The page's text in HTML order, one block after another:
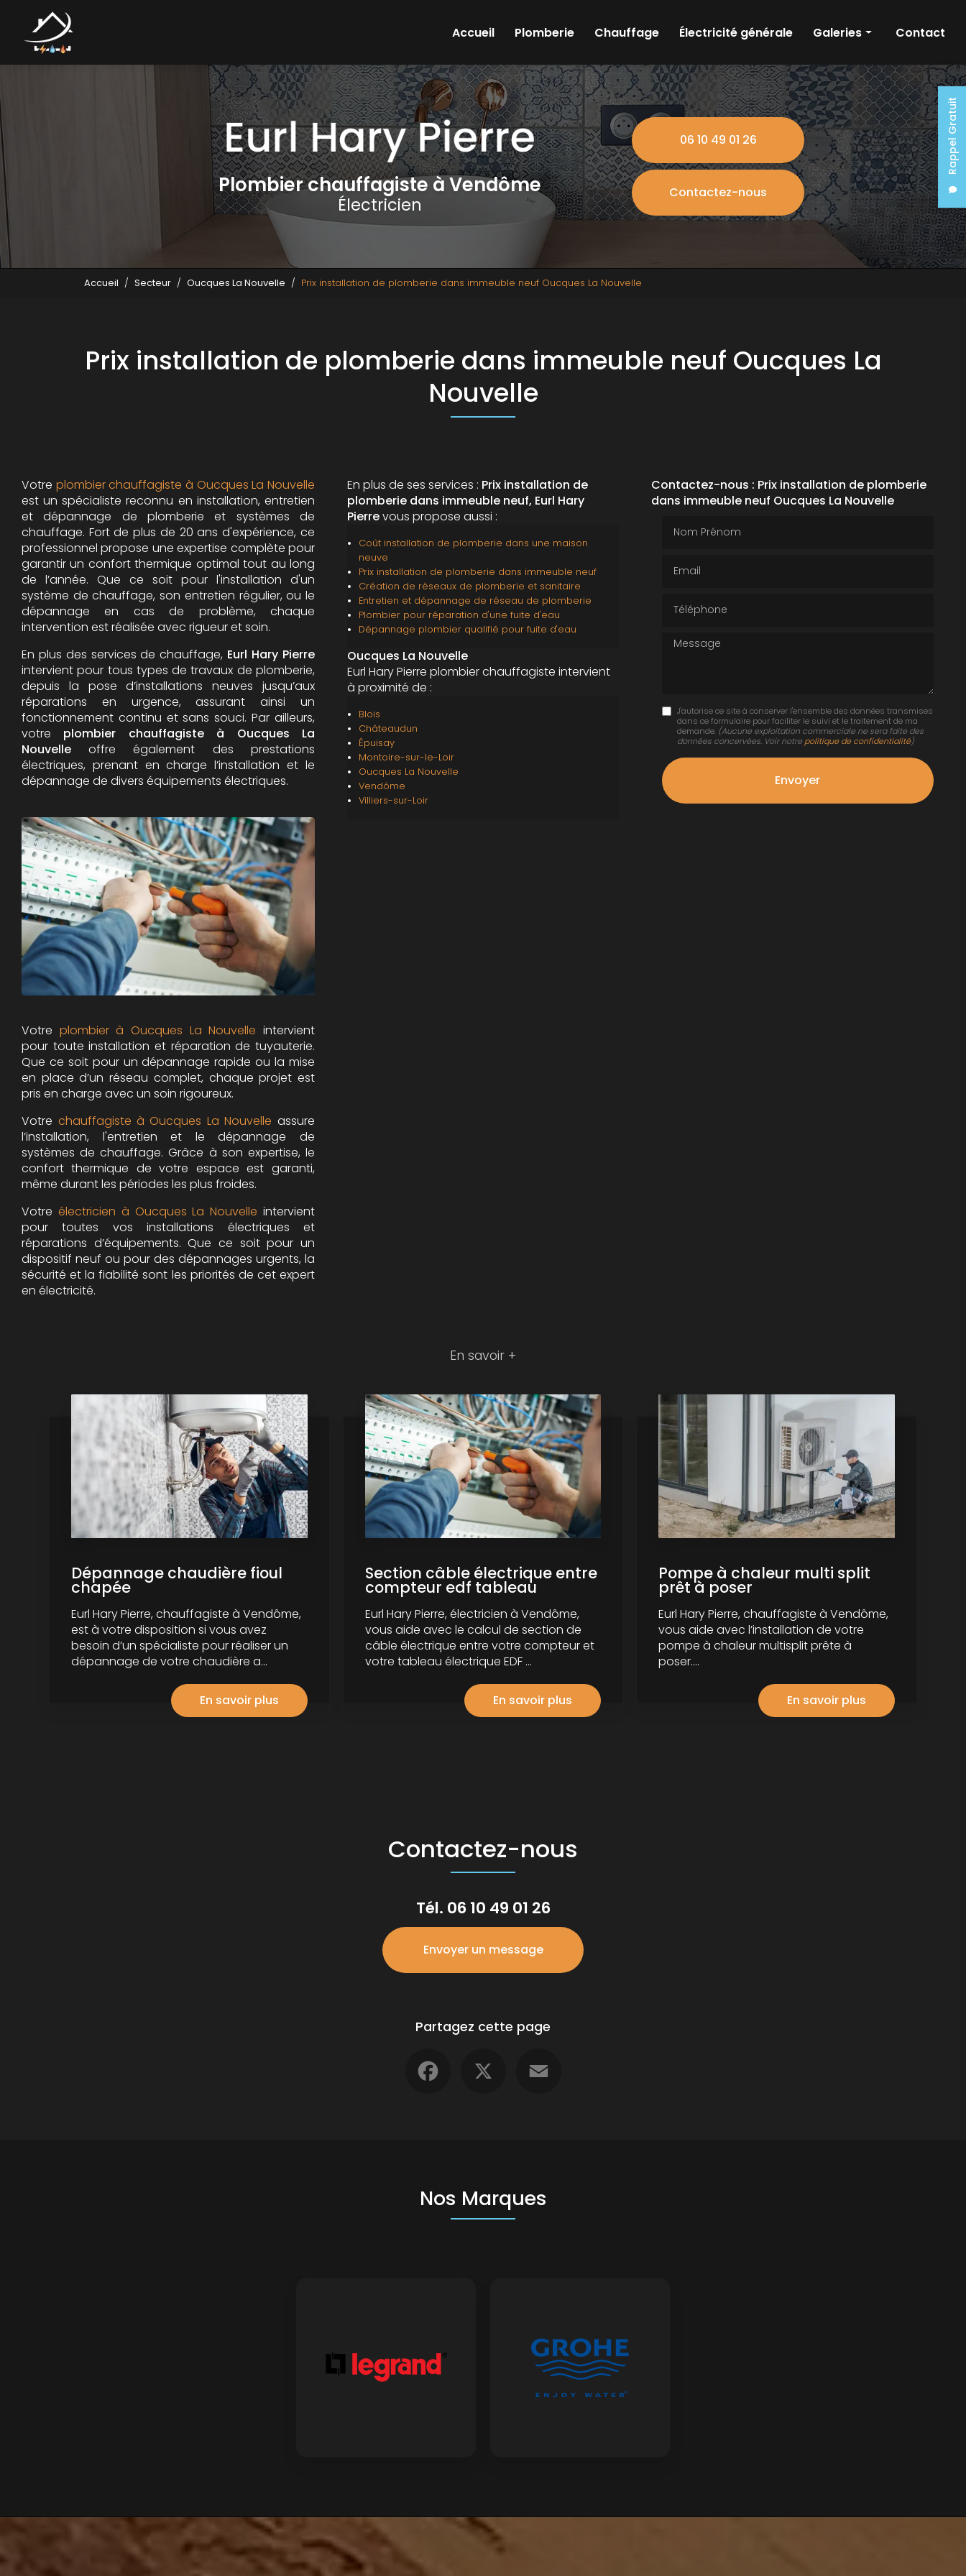
contenu
principal
Rappel Gratuit
Accueil
Plomberie Chauffage Électricité générale Galeries
Plomberie
Chauffage
Electricité
Contact
Plombier chauffagiste à Vendôme
Électricien
06 10 49 01 26
Contactez-nous
Accueil Secteur Oucques La Nouvelle Prix installation de plomberie dans immeuble neuf Oucques La Nouvelle
Prix installation de plomberie dans immeuble neuf Oucques La
Nouvelle
Votre plombier chauffagiste à Oucques La Nouvelle
est un spécialiste reconnu en installation, entretien
et dépannage de plomberie et systèmes de
chauffage. Fort de plus de 20 ans d'expérience, ce
professionnel propose une expertise complète pour
garantir un confort thermique optimal tout au long
de l’année. Que ce soit pour l'installation d'un
système de chauffage, son entretien régulier, ou le
dépannage en cas de problème, chaque
intervention est réalisée avec rigueur et soin.
En plus des services de chauffage, Eurl Hary Pierre
intervient pour tous types de travaux de plomberie,
depuis la pose d’installations neuves jusqu’aux
réparations en urgence, assurant ainsi un
fonctionnement continu et sans souci. Par ailleurs,
votre plombier chauffagiste à Oucques La
Nouvelle offre également des prestations
électriques, prenant en charge l’installation et le
dépannage de divers équipements électriques.
Votre plombier à Oucques La Nouvelle intervient
pour toute installation et réparation de tuyauterie.
Que ce soit pour un dépannage rapide ou la mise
en place d’un réseau complet, chaque projet est
pris en charge avec un soin rigoureux.
Votre chauffagiste à Oucques La Nouvelle assure
l’installation, l'entretien et le dépannage de
systèmes de chauffage. Grâce à son expertise, le
confort thermique de votre espace est garanti,
même durant les périodes les plus froides.
Votre électricien à Oucques La Nouvelle intervient
pour toutes vos installations électriques et
réparations d’équipements. Que ce soit pour un
dispositif neuf ou pour des dépannages urgents, la
sécurité et la fiabilité sont les priorités de cet expert
en électricité.
En plus de ses services : Prix installation de
plomberie dans immeuble neuf, Eurl Hary
Pierrevous propose aussi :
Coût installation de plomberie dans une maison
neuve
Prix installation de plomberie dans immeuble neuf
Création de réseaux de plomberie et sanitaire
Entretien et dépannage de réseau de plomberie
Plombier pour réparation d'une fuite d'eau
Dépannage plombier qualifié pour fuite d'eau
Oucques La Nouvelle
Eurl Hary Pierre plombier chauffagiste intervient
à proximité de :
Blois
Châteaudun
Épuisay
Montoire-sur-le-Loir
Oucques La Nouvelle
Vendôme
Villiers-sur-Loir
Contactez-nous : Prix installation de plomberie
dans immeuble neuf Oucques La Nouvelle
Message
J'autorise ce site à conserver l'ensemble des données transmises
dans ce formulaire pour faciliter le suivi et le traitement de ma
demande. (Aucune exploitation commerciale ne sera faite des
données concervées. Voir notre politique de confidentialité)
En savoir +
Dépannage chaudière fioul
chapée
Eurl Hary Pierre, chauffagiste à Vendôme,
est à votre disposition si vous avez
besoin d’un spécialiste pour réaliser un
dépannage de votre chaudière a...
En savoir plus
Section câble électrique entre
compteur edf tableau
Eurl Hary Pierre, électricien à Vendôme,
vous aide avec le calcul de section de
câble électrique entre votre compteur et
votre tableau électrique EDF ...
En savoir plus
Pompe à chaleur multi split
prêt à poser
Eurl Hary Pierre, chauffagiste à Vendôme,
vous aide avec l’installation de votre
pompe à chaleur multisplit prête à
poser....
En savoir plus
Contactez-nous
Tél. 06 10 49 01 26
Envoyer un message
Partagez cette page
Nos Marques